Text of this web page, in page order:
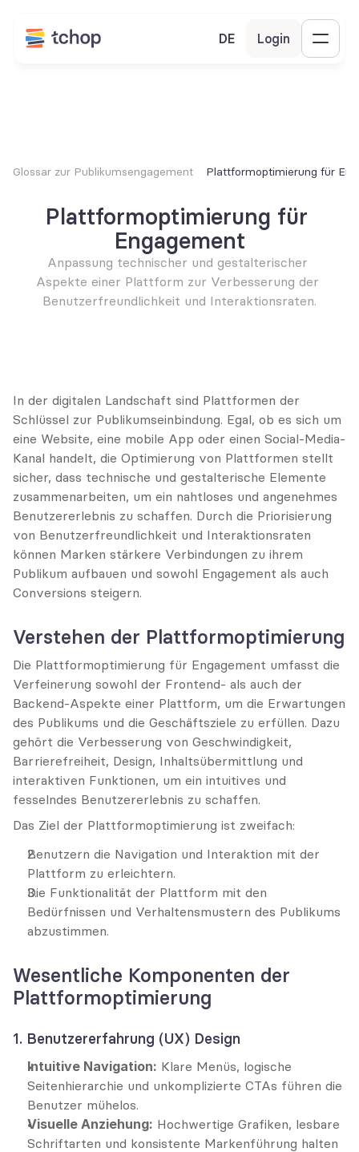
DE Login
Glossar zur Publikumsengagement Plattformoptimierung für
Plattformoptimierung für
Engagement
Anpassung technischer und gestalterischer
Aspekte einer Plattform zur Verbesserung der
Benutzerfreundlichkeit und Interaktionsraten.
In der digitalen Landschaft sind Plattformen der
Schlüssel zur Publikumseinbindung. Egal, ob es sich um
eine Website, eine mobile App oder einen Social-Media-
Kanal handelt, die Optimierung von Plattformen stellt
sicher, dass technische und gestalterische Elemente
zusammenarbeiten, um ein nahtloses und angenehmes
Benutzererlebnis zu schaffen. Durch die Priorisierung
von Benutzerfreundlichkeit und Interaktionsraten
können Marken stärkere Verbindungen zu ihrem
Publikum aufbauen und sowohl Engagement als auch
Conversions steigern.
Verstehen der Plattformoptimierung
Die Plattformoptimierung für Engagement umfasst die
Verfeinerung sowohl der Frontend- als auch der
Backend-Aspekte einer Plattform, um die Erwartungen
des Publikums und die Geschäftsziele zu erfüllen. Dazu
gehört die Verbesserung von Geschwindigkeit,
Barrierefreiheit, Design, Inhaltsübermittlung und
interaktiven Funktionen, um ein intuitives und
fesselndes Benutzererlebnis zu schaffen.
Das Ziel der Plattformoptimierung ist zweifach:
Benutzern die Navigation und Interaktion mit der
Plattform zu erleichtern.
Die Funktionalität der Plattform mit den
Bedürfnissen und Verhaltensmustern des Publikums
abzustimmen.
Wesentliche Komponenten der
Plattformoptimierung
1. Benutzererfahrung (UX) Design
Intuitive Navigation: Klare Menüs, logische
Seitenhierarchie und unkomplizierte CTAs führen die
Benutzer mühelos.
Visuelle Anziehung: Hochwertige Grafiken, lesbare
Schriftarten und konsistente Markenführung halten